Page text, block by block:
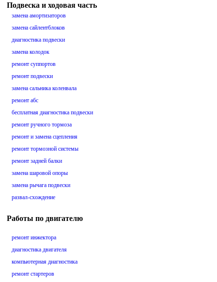
Подвеска и ходовая часть
замена амортизаторов
замена сайлентблоков
диагностика подвески
замена колодок
ремонт суппортов
ремонт подвески
замена сальника коленвала
ремонт абс
бесплатная диагностика подвески
ремонт ручного тормоза
ремонт и замена сцепления
ремонт тормозной системы
ремонт задней балки
замена шаровой опоры
замена рычага подвески
развал-схождение
Работы по двигателю
ремонт инжектора
диагностика двигателя
компьютерная диагностика
ремонт стартеров